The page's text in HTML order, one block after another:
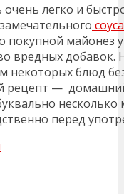
очень легко и
соуса
покупной майонез
вредных
некоторых блюд
рецепт —
перед